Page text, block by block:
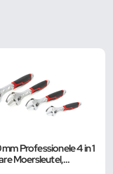
mm Professionele 4 in 1
Moersleutel,